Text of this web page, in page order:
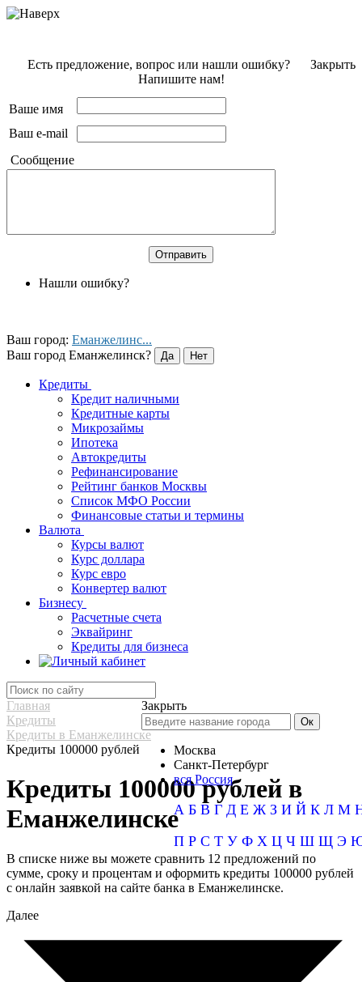
Закрыть
Есть предложение, вопрос или нашли ошибку?
Напишите нам!
Ваше имя
Ваш e-mail
Сообщение
Нашли ошибку?
Ваш город: Еманжелинс...
Ваш город Еманжелинск?
Кредиты
Кредит наличными
Кредитные карты
Микрозаймы
Ипотека
Автокредиты
Рефинансирование
Рейтинг банков Москвы
Список МФО России
Финансовые статьи и термины
Валюта
Курсы валют
Курс доллара
Курс евро
Конвертер валют
Бизнесу
Расчетные счета
Эквайринг
Кредиты для бизнеса
Закрыть
Москва
Санкт-Петербург
вся Россия
А Б В Г Д Е Ж З И Й К Л М
П Р С Т У Ф Х Ц Ч Ш Щ Э
Главная
Кредиты
Кредиты в Еманжелинске
Кредиты 100000 рублей
Кредиты 100000 рублей в
Еманжелинске
В списке ниже вы можете сравнить 12 предложений по
сумме, сроку и процентам и оформить кредиты 100000 рублей
с онлайн заявкой на сайте банка в Еманжелинске.
Далее